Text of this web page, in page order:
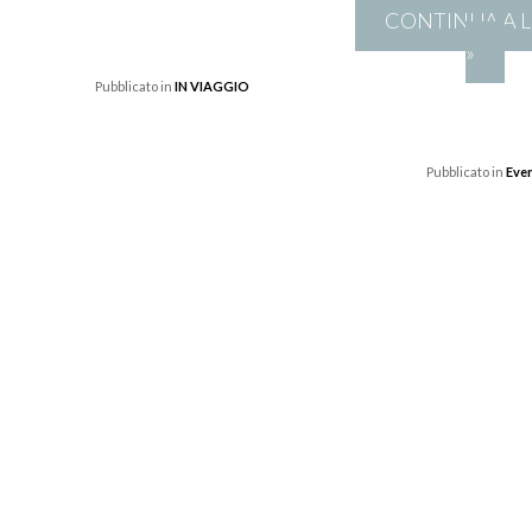
Pubblicato inIN VIAGGIO
CONTINUA A
»
Pubblicato in